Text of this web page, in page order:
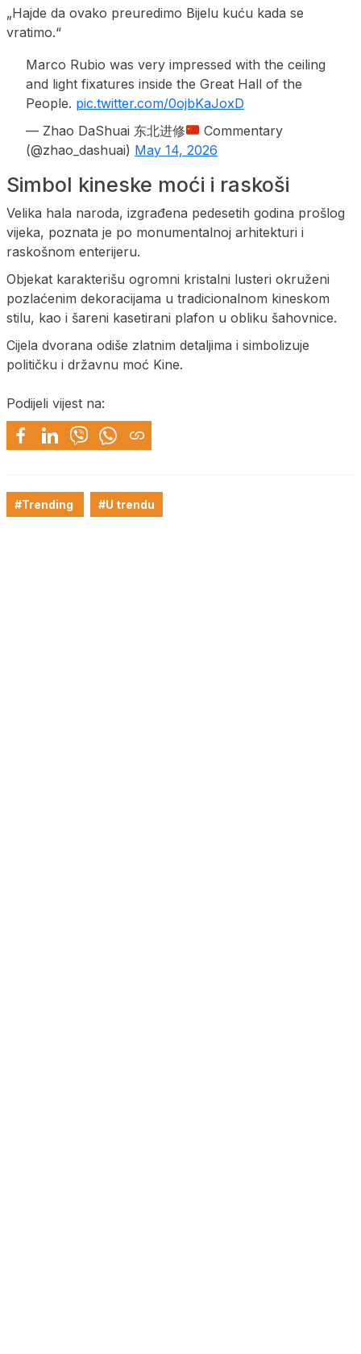
„Hajde da ovako preuredimo Bijelu kuću kada se
vratimo.“
Marco Rubio was very impressed with the ceiling
and light fixatures inside the Great Hall of the
People. pic.twitter.com/0ojbKaJoxD
— Zhao DaShuai 东北进修
Commentary
(@zhao_dashuai) May 14, 2026
Simbol kineske moći i raskoši
Velika hala naroda, izgrađena pedesetih godina prošlog
vijeka, poznata je po monumentalnoj arhitekturi i
raskošnom enterijeru.
Objekat karakterišu ogromni kristalni lusteri okruženi
pozlaćenim dekoracijama u tradicionalnom kineskom
stilu, kao i šareni kasetirani plafon u obliku šahovnice.
Cijela dvorana odiše zlatnim detaljima i simbolizuje
političku i državnu moć Kine.
Podijeli vijest na:
#Trending #U trendu